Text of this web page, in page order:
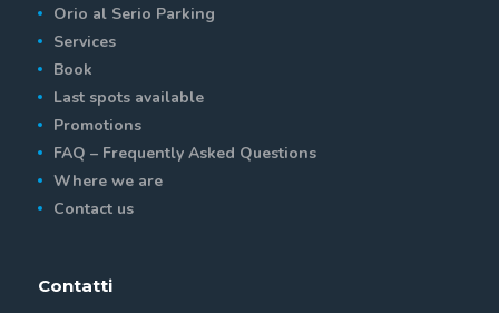
Orio al Serio Parking
Services
Book
Last spots available
Promotions
FAQ – Frequently Asked Questions
Where we are
Contact us
Contatti